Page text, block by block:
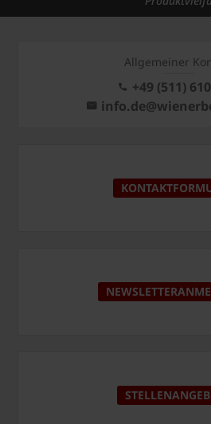
Allgemeiner
+49 (511)